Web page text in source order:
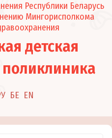
Республики Беларусь
Мингорисполкома
детская
БЕ EN